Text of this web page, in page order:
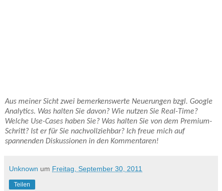
Aus meiner Sicht zwei bemerkenswerte Neuerungen bzgl. Google
Analytics. Was halten Sie davon? Wie nutzen Sie Real-Time?
Welche Use-Cases haben Sie? Was halten Sie von dem Premium-
Schritt? Ist er für Sie nachvollziehbar? Ich freue mich auf
spannenden Diskussionen in den Kommentaren!
Unknown um Freitag, September 30, 2011
Teilen